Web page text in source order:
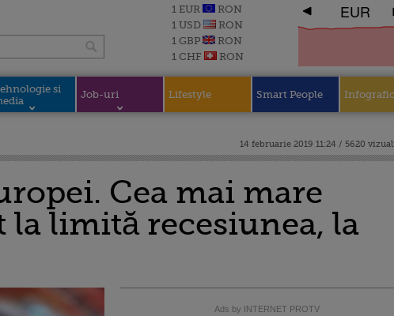
1 EUR
RON
1 USD
RON
1 GBP
RON
1 CHF
RON
EUR
si
Job-uri Lifestyle Smart People
14 februarie 2019 11:24 / 5620
Cea mai mare
la limită recesiunea, la
Ads by INTERNET PROTV